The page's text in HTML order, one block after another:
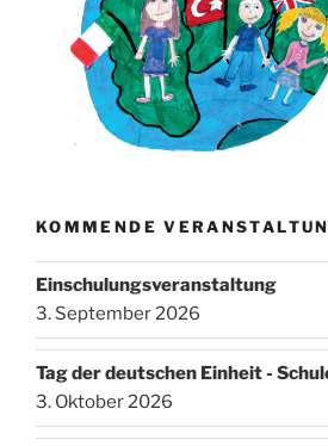
KOMMENDE
Einschulungsveranstaltung
3. September 2026
Tag der deutschen Einheit -
3. Oktober 2026